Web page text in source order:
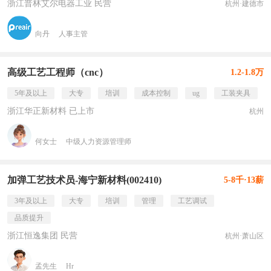
浙江普林艾尔电器工业 民营 杭州·建德市
向丹 人事主管
高级工艺工程师（cnc） 1.2-1.8万
5年及以上 大专 培训 成本控制 ug 工装夹具
浙江华正新材料 已上市 杭州
何女士 中级人力资源管理师
加弹工艺技术员-海宁新材料(002410) 5-8千·13薪
3年及以上 大专 培训 管理
工艺调试
品质提升
浙江恒逸集团 民营 杭州·萧山区
孟先生 Hr